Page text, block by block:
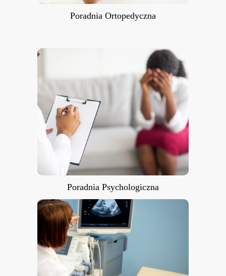
Poradnia Ortopedyczna
Poradnia Psychologiczna
Poradnia Psychologiczna
Poradnia Radiologiczna (USG)